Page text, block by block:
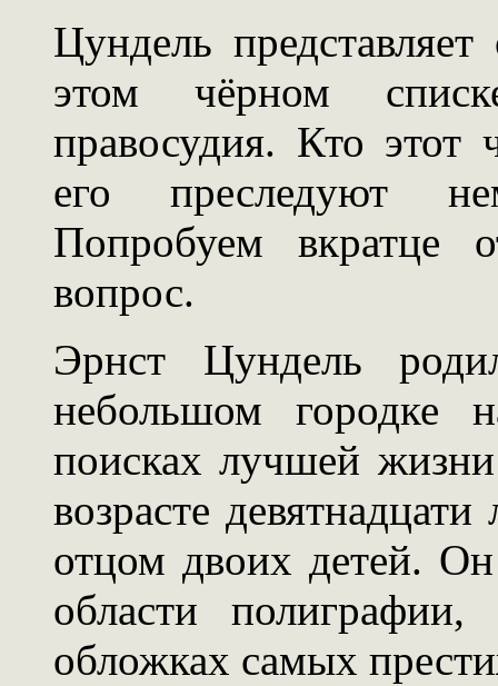
Цундель
этом чёрном
правосудия. Кто этот
его преследуют
Попробуем вкратце
вопрос.
Эрнст Цундель
небольшом городке
поисках лучшей
возрасте
отцом двоих детей.
области
обложках самых